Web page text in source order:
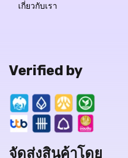
เกี่ยวกับเรา
Verified by
จัดส่งสินค้าโดย